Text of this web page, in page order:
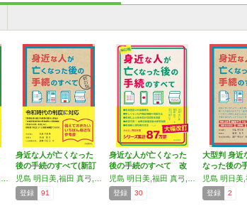
身近な人が亡くなった
後の手続のすべて(新訂
版)
登録 91
身近な人が亡くなった
後の手続のすべて 改
訂版
登録 30
大型判 身近
なった後の
て
登録 2